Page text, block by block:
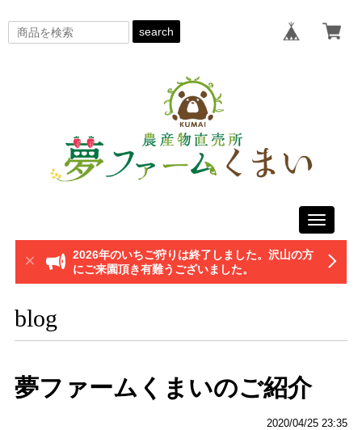
search
Toggle
2026年のいちご狩りは終了しました。沢山の方
にご来園頂き有難うございました。
blog
夢ファームくまいのご紹介
2020/04/25 23:35